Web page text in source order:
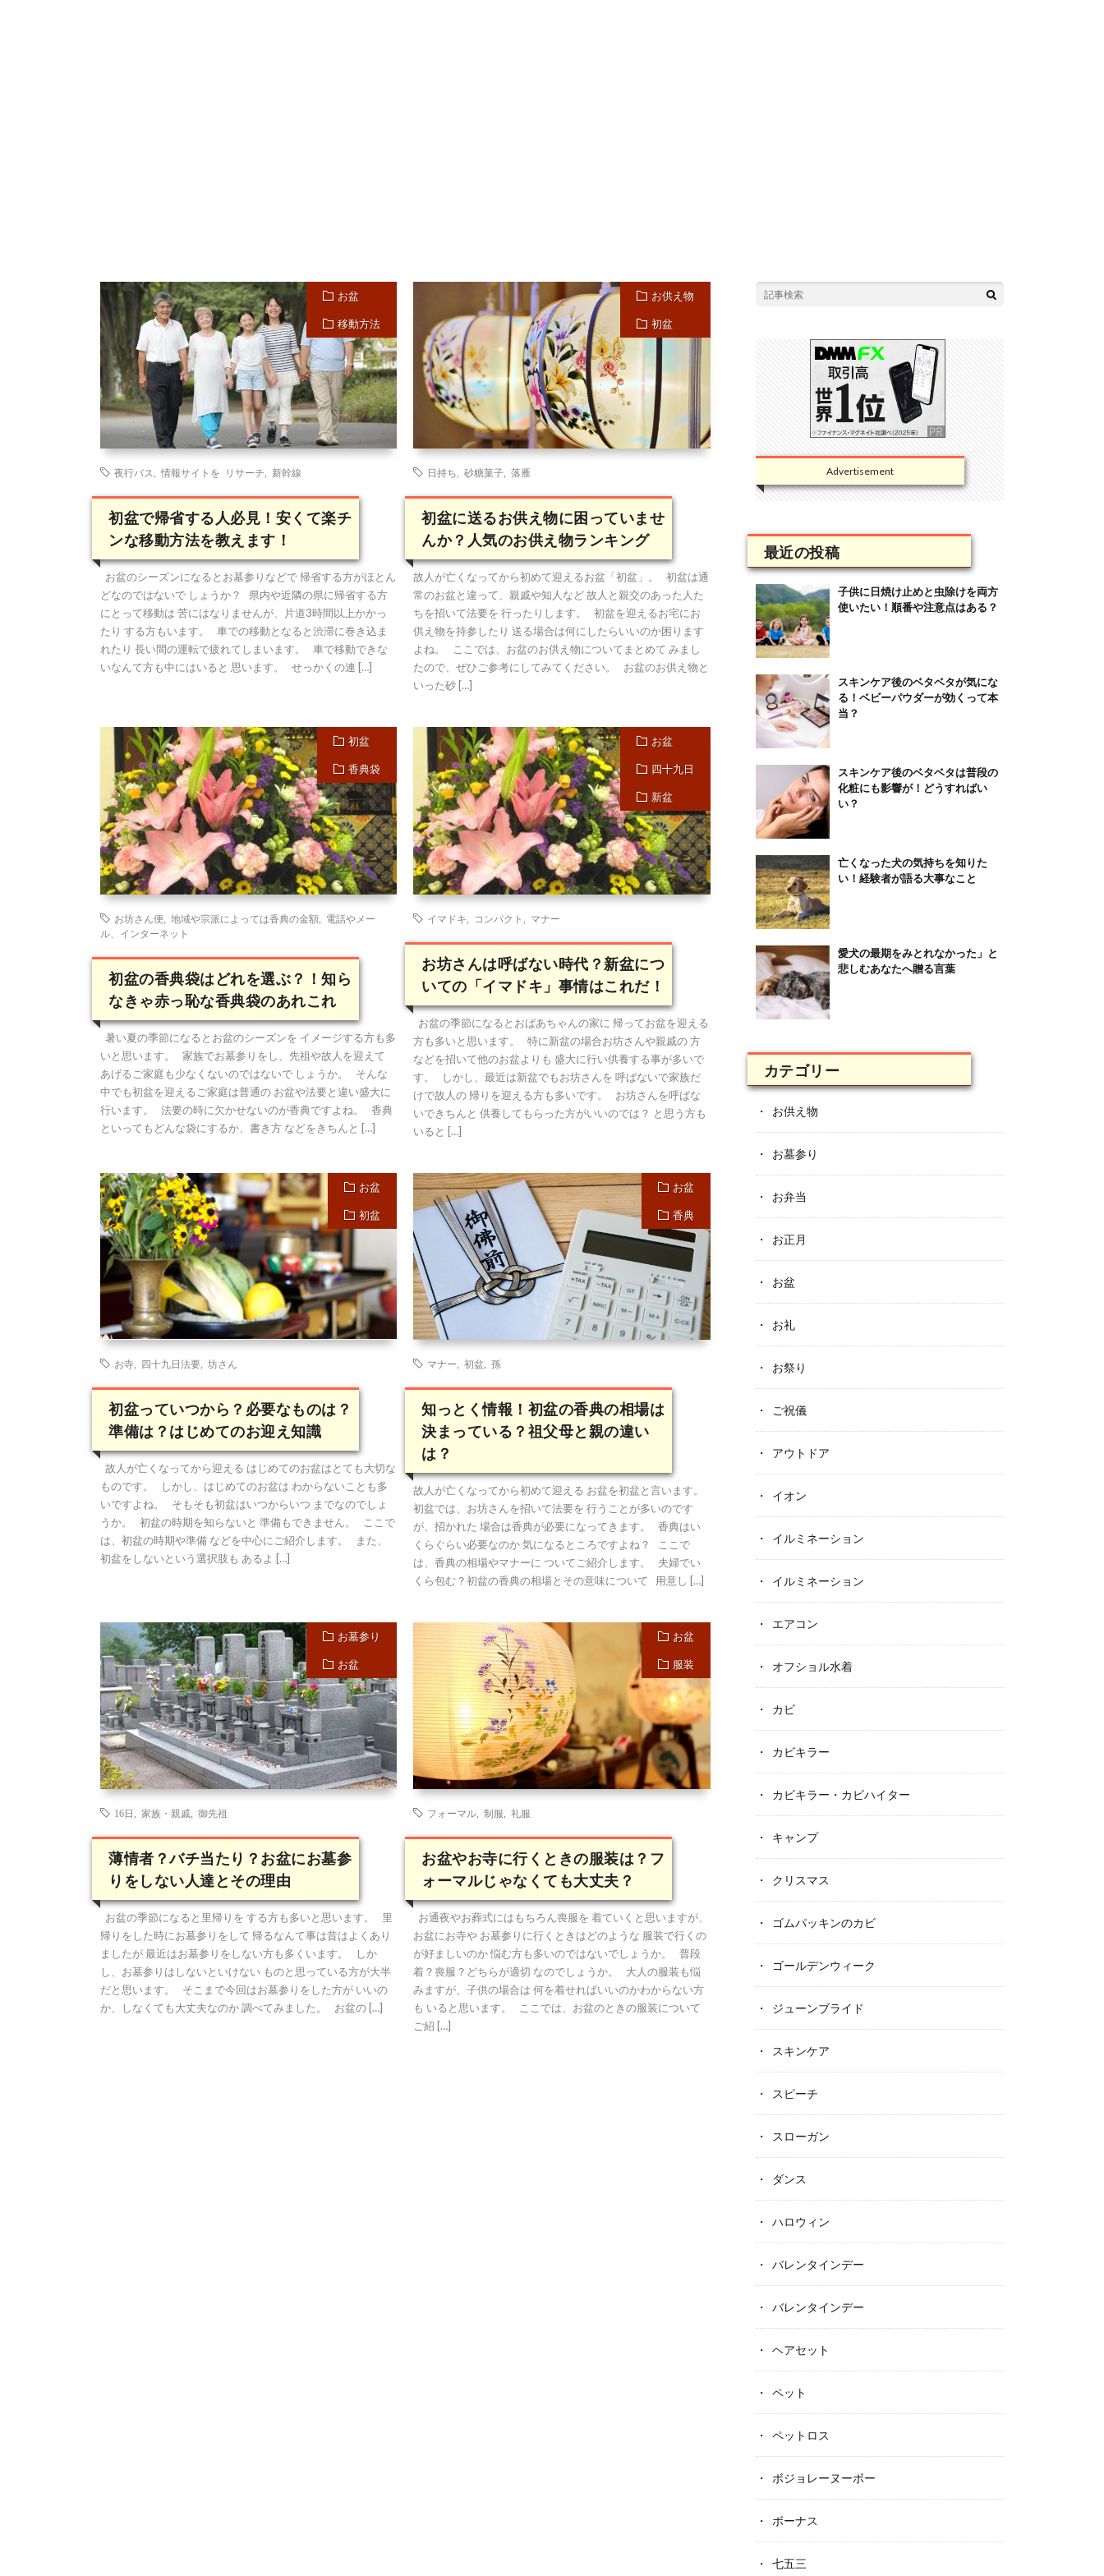
お盆
移動方法
夜行バス 情報サイトを リサーチ 新幹線
初盆で帰省する人必見！安くて楽チ
ンな移動方法を教えます！
お盆のシーズンになるとお墓参りなどで 帰省する方がほとん
どなのではないで しょうか？ 県内や近隣の県に帰省する方
にとって移動は 苦にはなりませんが、片道3時間以上かかっ
たり する方もいます。 車での移動となると渋滞に巻き込ま
れたり 長い間の運転で疲れてしまいます。 車で移動できな
いなんて方も中にはいると 思います。 せっかくの連 […]
お供え物
初盆
日持ち ,砂糖菓子 ,落雁
初盆に送るお供え物に困っていませ
んか？人気のお供え物ランキング
故人が亡くなってから初めて迎えるお盆「初盆」。 初盆は通
常のお盆と違って、親戚や知人など 故人と親交のあった人た
ちを招いて法要を 行ったりします。 初盆を迎えるお宅にお
供え物を持参したり 送る場合は何にしたらいいのか困ります
よね。 ここでは、お盆のお供え物についてまとめて みまし
たので、ぜひご参考にしてみてください。 お盆のお供え物と
いった砂 […]
初盆
香典袋
お坊さん便 地域や宗派によっては香典の金額
電話やメー
ル、インターネット
初盆の香典袋はどれを選ぶ？！知ら
なきゃ赤っ恥な香典袋のあれこれ
暑い夏の季節になるとお盆のシーズンを イメージする方も多
いと思います。 家族でお墓参りをし、先祖や故人を迎えて
あげるご家庭も少なくないのではないで しょうか。 そんな
中でも初盆を迎えるご家庭は普通の お盆や法要と違い盛大に
行います。 法要の時に欠かせないのが香典ですよね。 香典
といってもどんな袋にするか、書き方 などをきちんと […]
お盆
四十九日
新盆
イマドキ コンパクト マナー
お坊さんは呼ばない時代？新盆につ
いての「イマドキ」事情はこれだ！
お盆の季節になるとおばあちゃんの家に 帰ってお盆を迎える
方も多いと思います。 特に新盆の場合お坊さんや親戚の 方
などを招いて他のお盆よりも 盛大に行い供養する事が多いで
す。 しかし、最近は新盆でもお坊さんを 呼ばないで家族だ
けで故人の 帰りを迎える方も多いです。 お坊さんを呼ばな
いできちんと 供養してもらった方がいいのでは？ と思う方も
いると […]
お盆
初盆
お寺 四十九日法要 坊さん
初盆っていつから？必要なものは？
準備は？はじめてのお迎え知識
故人が亡くなってから迎える はじめてのお盆はとても大切な
ものです。 しかし、はじめてのお盆は わからないことも多
いですよね。 そもそも初盆はいつからいつ までなのでしょ
うか。 初盆の時期を知らないと 準備もできません。 ここで
は、初盆の時期や準備 などを中心にご紹介します。 また、
初盆をしないという選択肢も あるよ […]
お盆
香典
マナー ,初盆 ,孫
知っとく情報！初盆の香典の相場は
決まっている？祖父母と親の違い
は？
故人が亡くなってから初めて迎える お盆を初盆と言います。
初盆では、お坊さんを招いて法要を 行うことが多いのです
が、招かれた 場合は香典が必要になってきます。 香典はい
くらぐらい必要なのか 気になるところですよね？ ここで
は、香典の相場やマナーに ついてご紹介します。 夫婦でい
くら包む？初盆の香典の相場とその意味について 用意し […]
お墓参り
お盆
16日 家族・親戚 御先祖
薄情者？バチ当たり？お盆にお墓参
りをしない人達とその理由
お盆の季節になると里帰りを する方も多いと思います。 里
帰りをした時にお墓参りをして 帰るなんて事は昔はよくあり
ましたが 最近はお墓参りをしない方も多くいます。 しか
し、お墓参りはしないといけない ものと思っている方が大半
だと思います。 そこまで今回はお墓参りをした方が いいの
か、しなくても大丈夫なのか 調べてみました。 お盆の […]
お盆
服装
フォーマル ,制服 ,礼服
お盆やお寺に行くときの服装は？フ
ォーマルじゃなくても大丈夫？
お通夜やお葬式にはもちろん喪服を 着ていくと思いますが、
お盆にお寺や お墓参りに行くときはどのような 服装で行くの
が好ましいのか 悩む方も多いのではないでしょうか。 普段
着？喪服？どちらが適切 なのでしょうか。 大人の服装も悩
みますが、子供の場合は 何を着せればいいのかわからない方
も いると思います。 ここでは、お盆のときの服装について
ご紹 […]
Advertisement
最近の投稿
子供に日焼け止めと虫除けを両方
使いたい！順番や注意点はある？
スキンケア後のベタベタが気にな
る！ベビーパウダーが効くって本
当？
スキンケア後のベタベタは普段の
化粧にも影響が！どうすればい
い？
亡くなった犬の気持ちを知りた
い！経験者が語る大事なこと
愛犬の最期をみとれなかった」と
悲しむあなたへ贈る言葉
カテゴリー
お供え物
お墓参り
お弁当
お正月
お盆
お礼
お祭り
ご祝儀
アウトドア
イオン
イルミネーション
イルミネーション
エアコン
オフショル水着
カビ
カビキラー
カビキラー・カビハイター
キャンプ
クリスマス
ゴムパッキンのカビ
ゴールデンウィーク
ジューンブライド
スキンケア
スピーチ
スローガン
ダンス
ハロウィン
バレンタインデー
バレンタインデー
ヘアセット
ペット
ペットロス
ボジョレーヌーボー
ボーナス
七五三